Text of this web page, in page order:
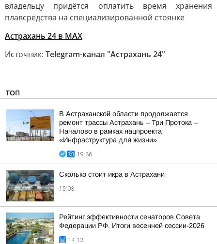
владельцу придётся оплатить время хранения
плавсредства на специализированной стоянке
Астрахань 24 в МАХ
Источник: Telegram-канал "Астрахань 24"
ТОП
В Астраханской области продолжается
ремонт трассы Астрахань – Три Протока –
Началово в рамках нацпроекта
«Инфраструктура для жизни»
19:36
Сколько стоит икра в Астрахани
15:03
Рейтинг эффективности сенаторов Совета
Федерации РФ. Итоги весенней сессии-2026
14:13